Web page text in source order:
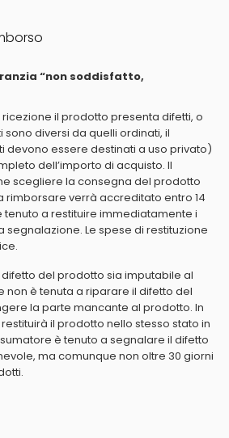
“non soddisfatto,
il prodotto presenta difetti, o
diversi da quelli ordinati, il
devono essere destinati a uso privato)
dell’importo di acquisto. Il
scegliere la consegna del prodotto
rimborsare verrà accreditato entro 14
tenuto a restituire immediatamente i
Le spese di restituzione
difetto del prodotto sia imputabile al
non è tenuta a riparare il difetto del
la parte mancante al prodotto. In
il prodotto nello stesso stato in
è tenuto a segnalare il difetto
ma comunque non oltre 30 giorni